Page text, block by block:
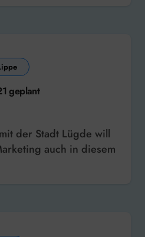
geplant
auch in diesem